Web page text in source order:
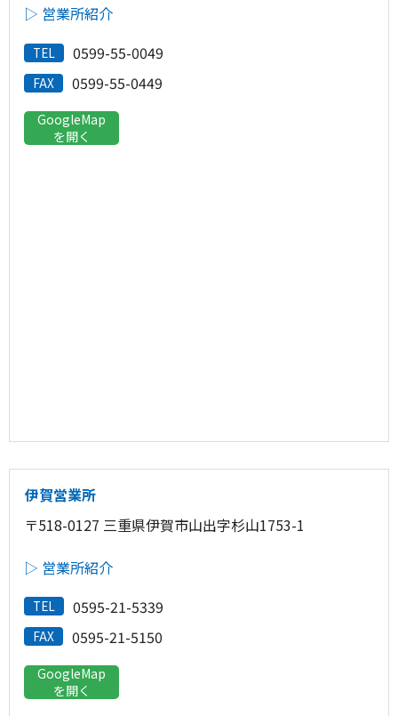
▷ 営業所紹介
TEL 0599-55-0049
FAX 0599-55-0449
GoogleMap
を開く
伊賀営業所
〒518-0127 三重県伊賀市山出字杉山1753-1
▷ 営業所紹介
TEL 0595-21-5339
FAX 0595-21-5150
GoogleMap
を開く